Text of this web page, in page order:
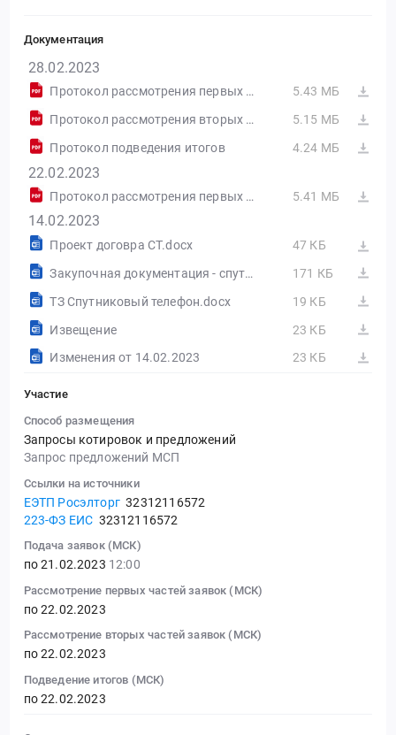
Документация
28.02.2023
Протокол рассмотрения первых частей заявок
5.43 МБ
Протокол рассмотрения вторых частей заявок
5.15 МБ
Протокол подведения итогов
4.24 МБ
22.02.2023
Протокол рассмотрения первых частей заявок 5.41 МБ
14.02.2023
Проект договра СТ.docx
47 КБ
Закупочная документация - спутниковый телефон.docx
171 КБ
ТЗ Спутниковый телефон.docx
19 КБ
Извещение
23 КБ
Изменения от 14.02.2023
23 КБ
Участие
Способ размещения
Запросы котировок и предложений
Запрос предложений МСП
Ссылки на источники
ЕЭТП Росэлторг 32312116572
223-ФЗ ЕИС 32312116572
Подача заявок (МСК)
по 21.02.2023 12:00
Рассмотрение первых частей заявок (МСК)
по 22.02.2023
Рассмотрение вторых частей заявок (МСК)
по 22.02.2023
Подведение итогов (МСК)
по 22.02.2023